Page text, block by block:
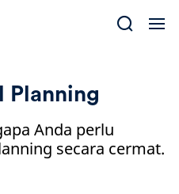
Planning
Anda perlu
secara cermat.